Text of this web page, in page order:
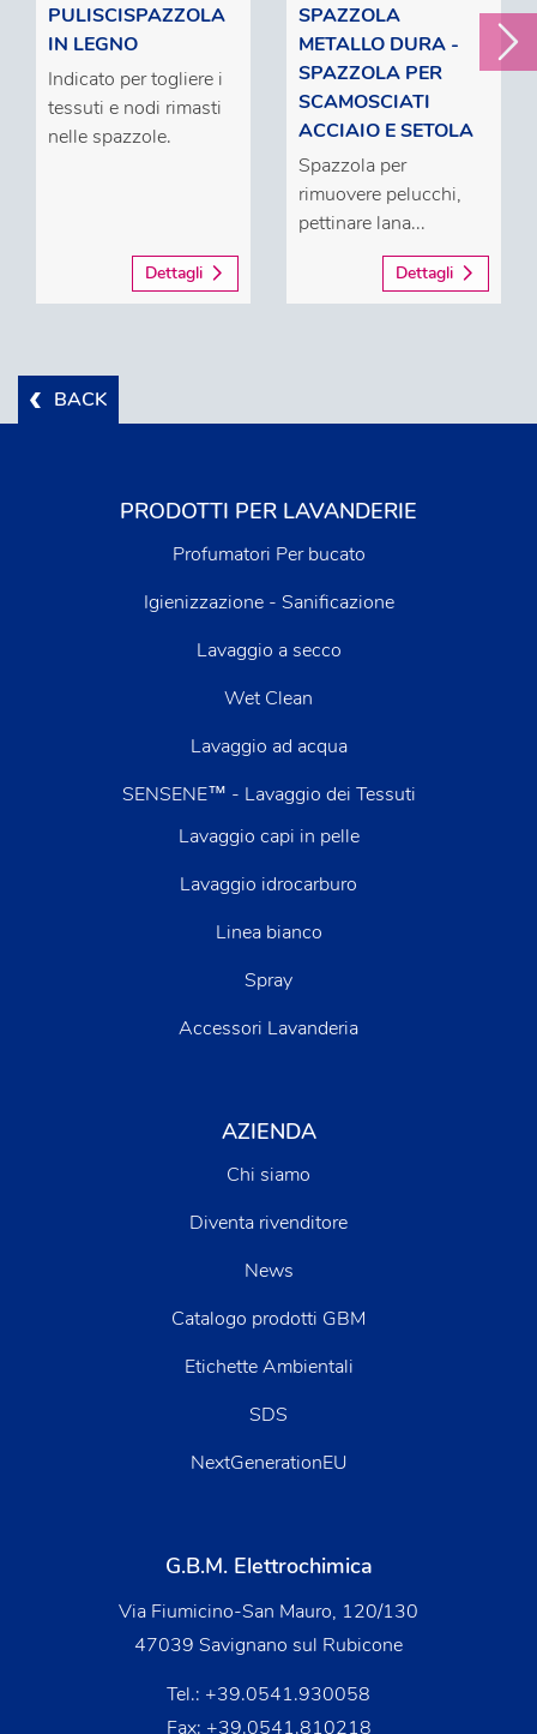
PULISCISPAZZOLA
IN LEGNO
Indicato per togliere i
tessuti e nodi rimasti
nelle spazzole.
Dettagli
SPAZZOLA
METALLO DURA -
SPAZZOLA PER
SCAMOSCIATI
ACCIAIO E SETOLA
Spazzola per
rimuovere pelucchi,
pettinare lana...
Dettagli
BACK
PRODOTTI PER LAVANDERIE
Profumatori Per bucato
Igienizzazione - Sanificazione
Lavaggio a secco
Wet Clean
Lavaggio ad acqua
SENSENE™ - Lavaggio dei Tessuti
Lavaggio capi in pelle
Lavaggio idrocarburo
Linea bianco
Spray
Accessori Lavanderia
AZIENDA
Chi siamo
Diventa rivenditore
News
Catalogo prodotti GBM
Etichette Ambientali
SDS
NextGenerationEU
G.B.M. Elettrochimica
Via Fiumicino-San Mauro, 120/130
47039 Savignano sul Rubicone
Tel.: +39.0541.930058
Fax: +39.0541.810218